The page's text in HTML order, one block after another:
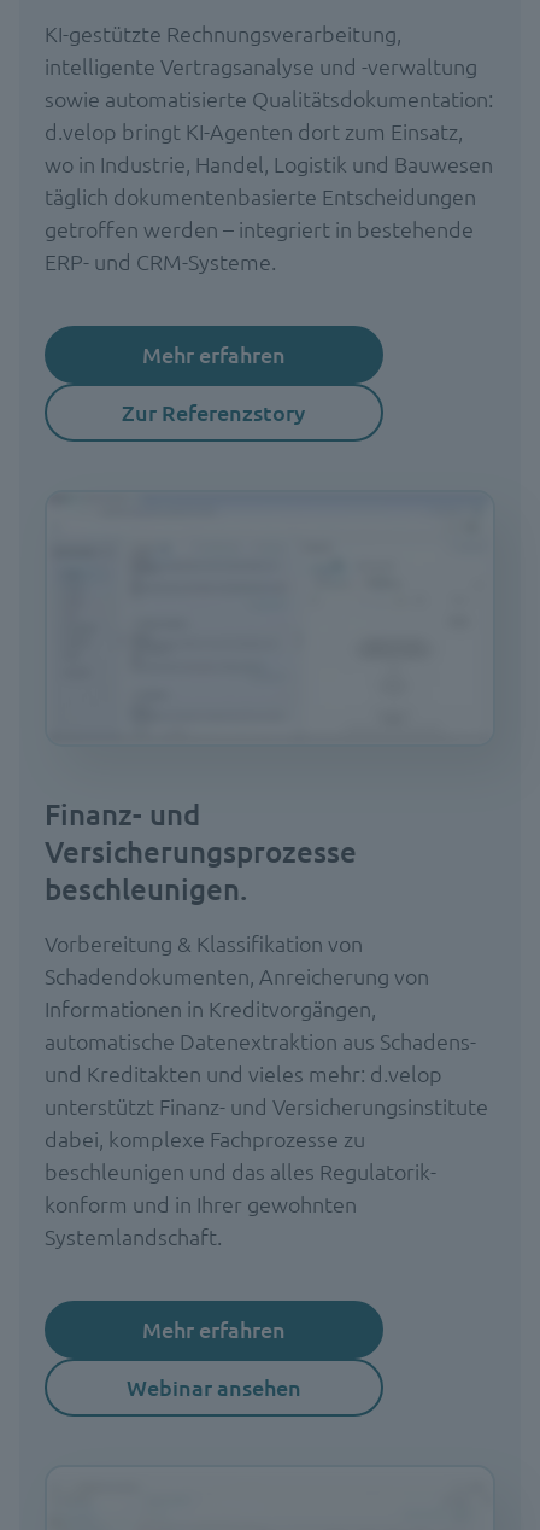
KI-gestützte Rechnungsverarbeitung,
intelligente Vertragsanalyse und -verwaltung
sowie automatisierte Qualitätsdokumentation:
d.velop bringt KI-Agenten dort zum Einsatz,
wo in Industrie, Handel, Logistik und Bauwesen
täglich dokumentenbasierte Entscheidungen
getroffen werden – integriert in bestehende
ERP- und CRM-Systeme.
Mehr erfahren
Zur Referenzstory
Finanz- und
Versicherungsprozesse
beschleunigen.
Vorbereitung & Klassifikation von
Schadendokumenten, Anreicherung von
Informationen in Kreditvorgängen,
automatische Datenextraktion aus Schadens-
und Kreditakten und vieles mehr: d.velop
unterstützt Finanz- und Versicherungsinstitute
dabei, komplexe Fachprozesse zu
beschleunigen und das alles Regulatorik-
konform und in Ihrer gewohnten
Systemlandschaft.
Mehr erfahren
Webinar ansehen